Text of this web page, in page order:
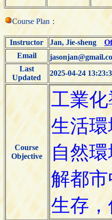
Course Plan：
Instructor Jan, Jie-sheng
Email
Last
Updated
2025-04-24
Course
Objective